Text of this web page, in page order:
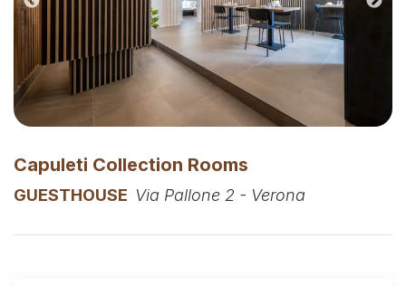
Capuleti Collection Rooms
GUESTHOUSE Via Pallone 2 - Verona